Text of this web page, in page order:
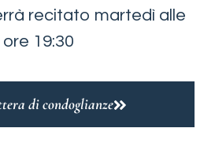
recitato martedì alle
ore 19:30
di condoglianze